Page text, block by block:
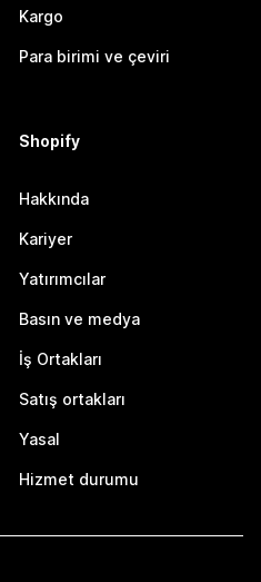
Kargo
Para birimi ve çeviri
Shopify
Hakkında
Kariyer
Yatırımcılar
Basın ve medya
İş Ortakları
Satış ortakları
Yasal
Hizmet durumu